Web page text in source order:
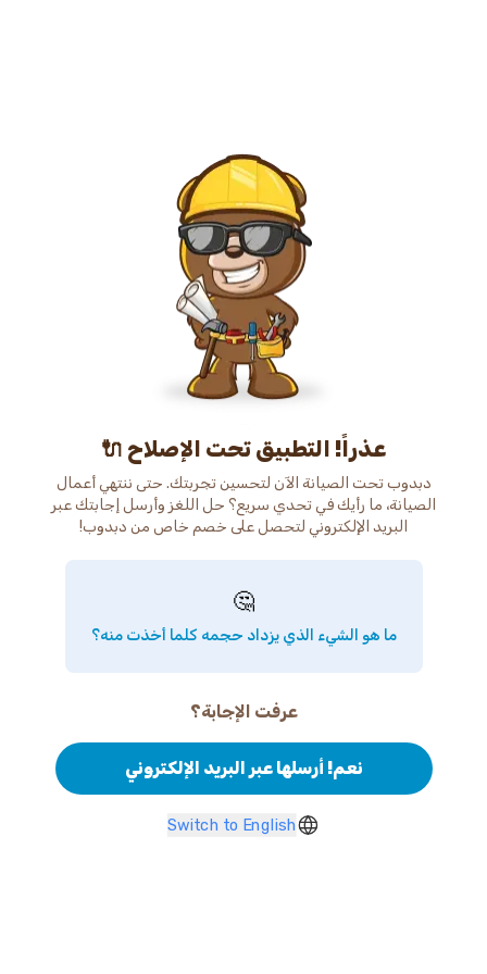
عذراً! التطبيق تحت الإصلاح 🔌
دبدوب تحت الصيانة الآن لتحسين تجربتك. حتى ننتهي أعمال
الصيانة، ما رأيك في تحدي سريع؟ حل اللغز وأرسل إجابتك عبر
البريد الإلكتروني لتحصل على خصم خاص من دبدوب!
🤔
ما هو الشيء الذي يزداد حجمه كلما أخذت منه؟
عرفت الإجابة؟
نعم! أرسلها عبر البريد الإلكتروني
Switch to English